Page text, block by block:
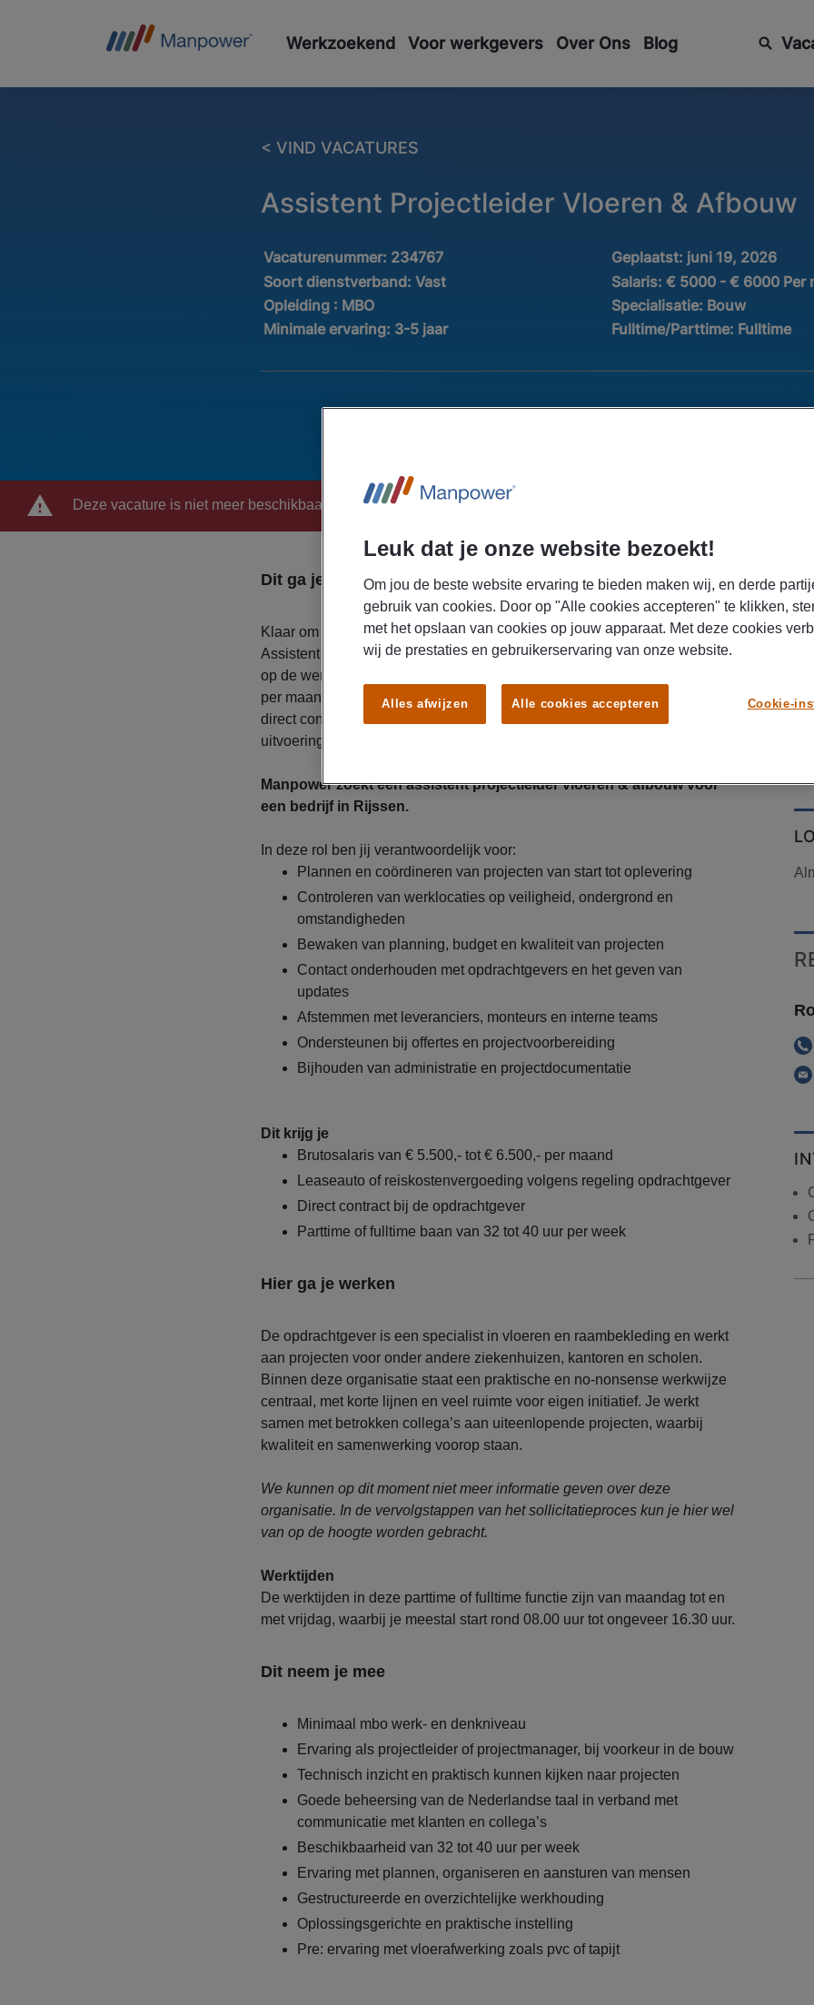
Werkzoekend Voor werkgevers Over Ons Blog
< VIND VACATURES
Assistent Projectleider Vloeren & Afbouw
Vacaturenummer: 234767 Geplaatst: juni 19, 2026
Soort dienstverband:Vast Salaris: € 5000 - € 6000 Per
Opleiding : MBO Specialisatie: Bouw
Minimale ervaring: 3-5 jaar Fulltime/Parttime: Fulltime
Deze vacature is niet meer beschikbaar
Dit ga je doen
Klaar om projecten van A tot Z te leiden en echt impact te maken? Als
Assistent projectleider vloeren & afbouw zorg jij dat alles soepel verloopt
op de werkvloer en daarbuiten. Je verdient een brutosalaris tot € 6.500,-
per maand en kiest voor een leaseauto of reiskostenvergoeding, met
direct contract bij de opdrachtgever. Jij bent de schakel tussen planning,
uitvoering en oplevering en houdt altijd het overzicht. Solliciteer direct!
Manpower zoekt een assistent projectleider vloeren & afbouw voor
een bedrijf in Rijssen.
In deze rol ben jij verantwoordelijk voor:
Plannen en coördineren van projecten van start tot oplevering
Controleren van werklocaties op veiligheid, ondergrond en
omstandigheden
Bewaken van planning, budget en kwaliteit van projecten
Contact onderhouden met opdrachtgevers en het geven van
updates
Afstemmen met leveranciers, monteurs en interne teams
Ondersteunen bij offertes en projectvoorbereiding
Bijhouden van administratie en projectdocumentatie
Dit krijg je
Brutosalaris van € 5.500,- tot € 6.500,- per maand
Leaseauto of reiskostenvergoeding volgens regeling opdrachtgever
Direct contract bij de opdrachtgever
Parttime of fulltime baan van 32 tot 40 uur per week
Hier ga je werken
De opdrachtgever is een specialist in vloeren en raambekleding en werkt
aan projecten voor onder andere ziekenhuizen, kantoren en scholen.
Binnen deze organisatie staat een praktische en no-nonsense werkwijze
centraal, met korte lijnen en veel ruimte voor eigen initiatief. Je werkt
samen met betrokken collega’s aan uiteenlopende projecten, waarbij
kwaliteit en samenwerking voorop staan.
We kunnen op dit moment niet meer informatie geven over deze
organisatie. In de vervolgstappen van het sollicitatieproces kun je hier wel
van op de hoogte worden gebracht.
Werktijden
De werktijden in deze parttime of fulltime functie zijn van maandag tot en
met vrijdag, waarbij je meestal start rond 08.00 uur tot ongeveer 16.30 uur.
Dit neem je mee
Minimaal mbo werk- en denkniveau
Ervaring als projectleider of projectmanager, bij voorkeur in de bouw
Technisch inzicht en praktisch kunnen kijken naar projecten
Goede beheersing van de Nederlandse taal in verband met
communicatie met klanten en collega’s
Beschikbaarheid van 32 tot 40 uur per week
Ervaring met plannen, organiseren en aansturen van mensen
Gestructureerde en overzichtelijke werkhouding
Oplossingsgerichte en praktische instelling
Pre: ervaring met vloerafwerking zoals pvc of tapijt
Leuk dat je onze website bezoekt!
Om jou de beste website ervaring te bieden maken wij, en derde
gebruik van cookies. Door op "Alle cookies accepteren" te klikken,
met het opslaan van cookies op jouw apparaat. Met deze cookies
wij de prestaties en gebruikerservaring van onze website.
Cookie-
Alles afwijzen Alle cookies accepteren